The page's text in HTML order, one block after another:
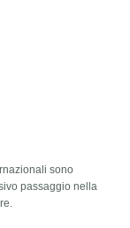
sono
passaggio nella